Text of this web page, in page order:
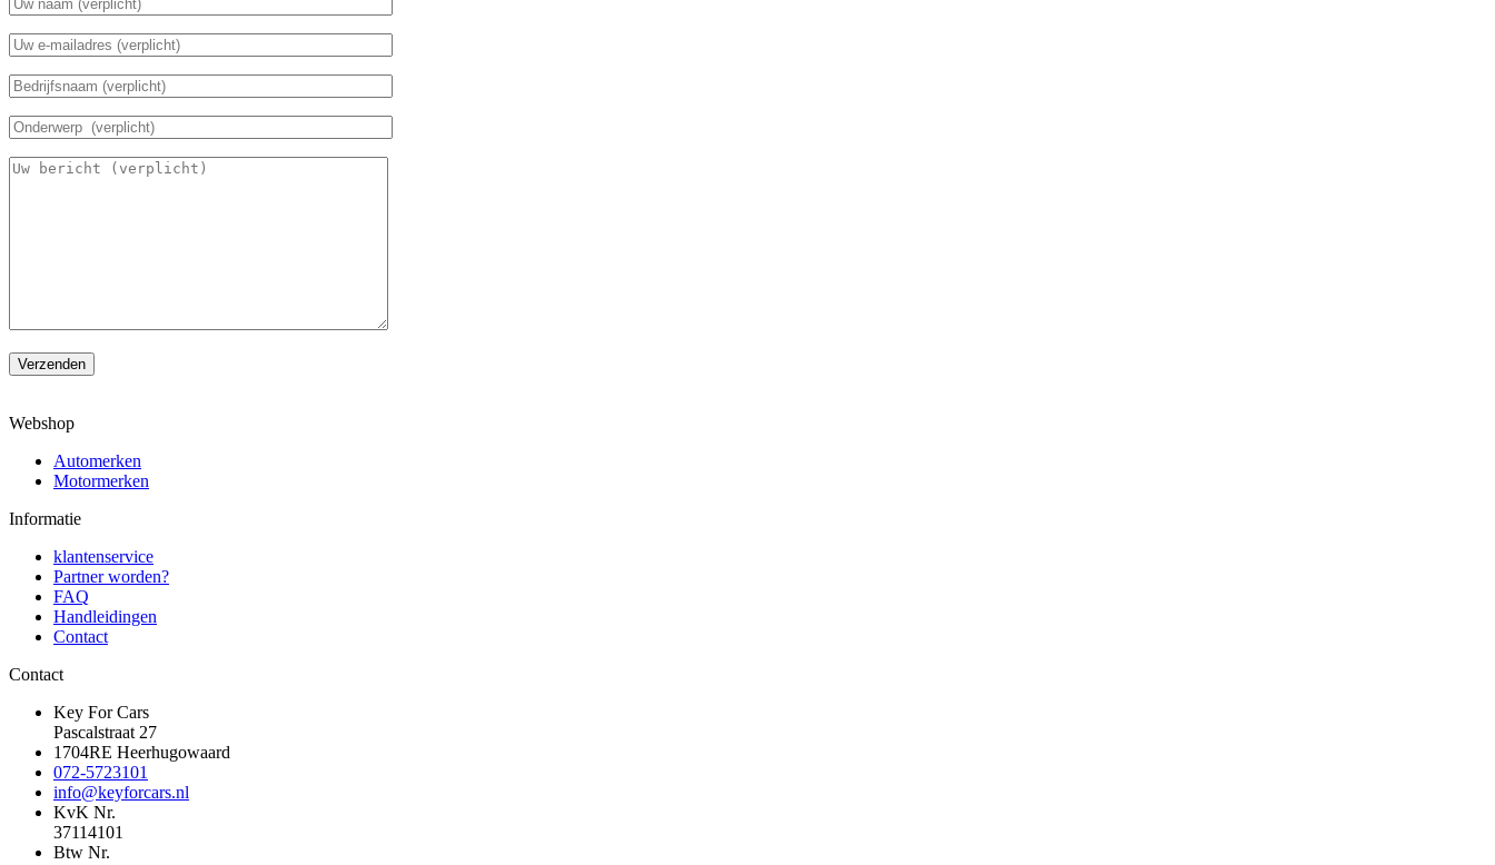
Verzenden
Webshop
Automerken
Motormerken
Informatie
klantenservice
Partner worden?
FAQ
Handleidingen
Contact
Contact
Key For Cars
Pascalstraat 27
1704RE Heerhugowaard
072-5723101
info@keyforcars.nl
KvK Nr.
37114101
Btw Nr.